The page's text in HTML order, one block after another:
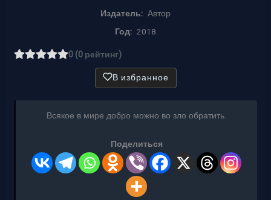
Издатель: Автор
Год: 2018
0 (0 рейтинг)
В избранное
Всякое в мире добро можно во зло обратить.
Поделиться